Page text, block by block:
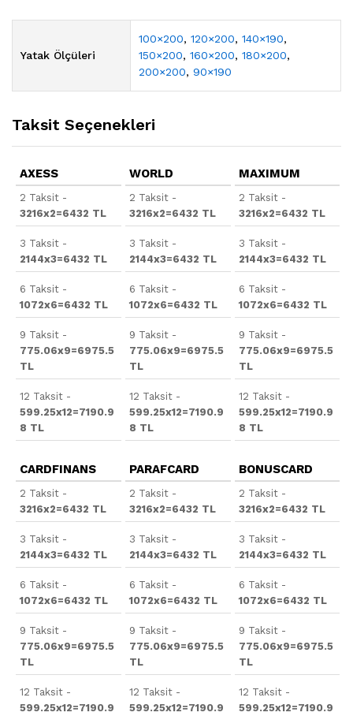
Yatak Ölçüleri
100×200, 120×200, 140×190,
150×200, 160×200, 180×200,
200×200, 90×190
Taksit Seçenekleri
AXESS
2 Taksit -
3216x2=6432 TL
3 Taksit -
2144x3=6432 TL
6 Taksit -
1072x6=6432 TL
9 Taksit -
775.06x9=6975.5
TL
12 Taksit -
599.25x12=7190.9
8 TL
WORLD
2 Taksit -
3216x2=6432 TL
3 Taksit -
2144x3=6432 TL
6 Taksit -
1072x6=6432 TL
9 Taksit -
775.06x9=6975.5
TL
12 Taksit -
599.25x12=7190.9
8 TL
MAXIMUM
2 Taksit -
3216x2=6432 TL
3 Taksit -
2144x3=6432 TL
6 Taksit -
1072x6=6432 TL
9 Taksit -
775.06x9=6975.5
TL
12 Taksit -
599.25x12=7190.9
8 TL
CARDFINANS
2 Taksit -
3216x2=6432 TL
3 Taksit -
2144x3=6432 TL
6 Taksit -
1072x6=6432 TL
9 Taksit -
775.06x9=6975.5
TL
12 Taksit -
599.25x12=7190.9
PARAFCARD
2 Taksit -
3216x2=6432 TL
3 Taksit -
2144x3=6432 TL
6 Taksit -
1072x6=6432 TL
9 Taksit -
775.06x9=6975.5
TL
12 Taksit -
599.25x12=7190.9
BONUSCARD
2 Taksit -
3216x2=6432 TL
3 Taksit -
2144x3=6432 TL
6 Taksit -
1072x6=6432 TL
9 Taksit -
775.06x9=6975.5
TL
12 Taksit -
599.25x12=7190.9